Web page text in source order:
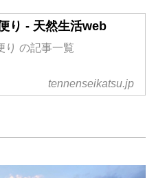
り - 天然生活web
り の記事一覧
tennenseikatsu.jp